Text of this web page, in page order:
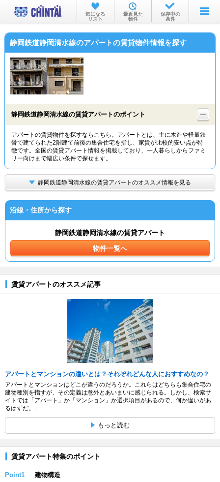
お部屋を探す
沿線・駅から
物件特集から
TOP
気になる
リスト
最近見た
物件
保存中の
条件
静岡鉄道静岡清水線のアパートの賃貸物件情報を探す
静岡鉄道静岡清水線の賃貸アパートのポイント
アパートの賃貸物件を探すならこちら。アパートとは、主に木造や軽量鉄
骨で建てられた2階建て前後の集合住宅を指し、家賃が比較的安い点が特
徴です。全国の賃貸アパート情報を掲載しており、一人暮らしからファミ
リー向けまで幅広い条件で探せます。
静岡鉄道静岡清水線の賃貸アパートのオススメ情報を見る
沿線・住所から探す
静岡鉄道静岡清水線の賃貸アパート
物件一覧へ
賃貸アパートのオススメ記事
アパートとマンションの違いとは？それぞれどんな人におすすめなの？
アパートとマンションはどこが違うのだろうか。これらはどちらも集合住宅の
建物種別を指すが、その定義は意外とあいまいに感じられる。しかし、検索サ
イトでは「アパート」か「マンション」か選択項目があるので、何か違いがあ
るはずだ。...
もっと読む
賃貸アパート特集のポイント
Point1 建物構造